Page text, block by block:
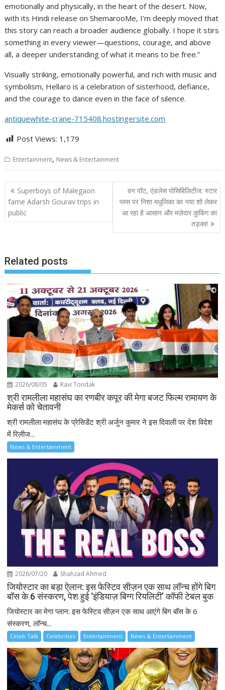
emotionally and physically, in the heart of the desert. Now,
with its Hindi release on ShemarooMe, I’m deeply moved that
this story can reach a broader audience globally. I hope it stirs
something in every viewer—questions, courage, and above
all, a deeper understanding of what it means to be free.”
Visually striking, emotionally powerful, and rich with music and
symbolism, Hellaro is a celebration of sisterhood, defiance,
and the courage to dance even in the face of silence.
antiquewhite-crane-715408.hostingersite.com
Post Views: 1,179
Entertainment, News & Entertainment
Post
navigation
Superboys of Malegaon
fame Adarsh Gourav trips in
public
वन पॉट, एंडलेस पोसिबिलिटीज: स्टार
प्लस पर निशा मधुलिका का नया शो लेकर
आ रहा है आसान और मज़ेदार कुकिंग का
तड़का!
Related posts
2026/08/05 Ravi Tondak
श्री रामलीला महासंघ का रणबीर कपूर की मेगा बजट फिल्म रामायण के
मेकर्स को चेतावनी
श्री रामलीला महासंघ के प्रेसिडेंट श्री अर्जुन कुमार ने इस दिवाली पर देश विदेश
में रिलीज...
News & Entertainment
2026/07/20 Shahzad Ahmed
जियोस्टार का बड़ा ऐलान: इस फेस्टिव सीज़न एक साथ लॉन्च होंगे बिग
बॉस के 6 संस्करण, पेश हुई ‘इंडियाज़ बिग्ग रियलिटी’ कॉफी टेबल बुक
जियोस्टार का मेगा प्लान: इस फेस्टिव सीज़न एक साथ आएंगे बिग बॉस के 6
संस्करण, लॉन्च...
Celeb Talk Celebrities Entertainment News & Entertainment